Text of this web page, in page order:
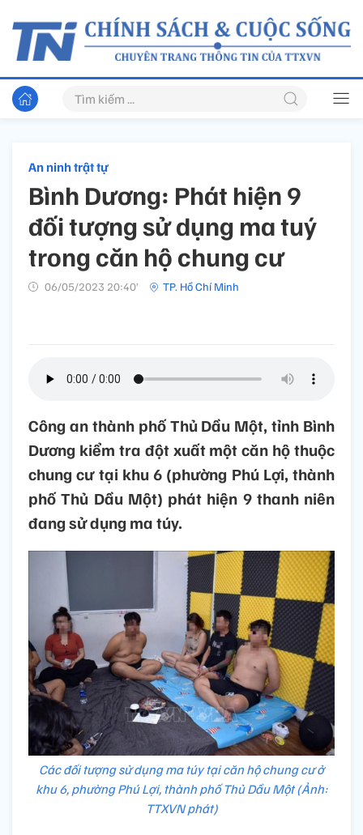
An ninh trật tự
Bình Dương: Phát hiện 9
đối tượng sử dụng ma tuý
trong căn hộ chung cư
06/05/2023 20:40’ TP. Hồ Chí Minh
Công an thành phố Thủ Dầu Một, tỉnh Bình
Dương kiểm tra đột xuất một căn hộ thuộc
chung cư tại khu 6 (phường Phú Lợi, thành
phố Thủ Dầu Một) phát hiện 9 thanh niên
đang sử dụng ma túy.
Các đối tượng sử dụng ma túy tại căn hộ chung cư ở
khu 6, phường Phú Lợi, thành phố Thủ Dầu Một (Ảnh:
TTXVN phát)